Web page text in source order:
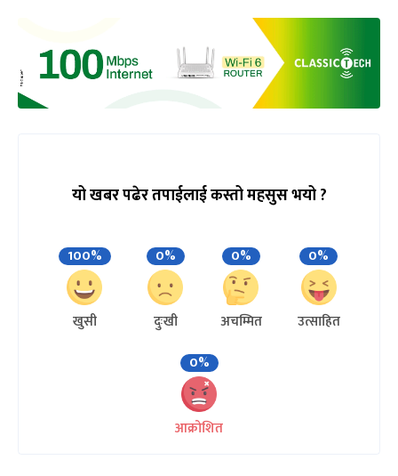
यो खबर पढेर तपाईलाई कस्तो महसुस भयो ?
100%
खुसी
0%
दुःखी
0%
अचम्मित
0%
उत्साहित
0%
आक्रोशित